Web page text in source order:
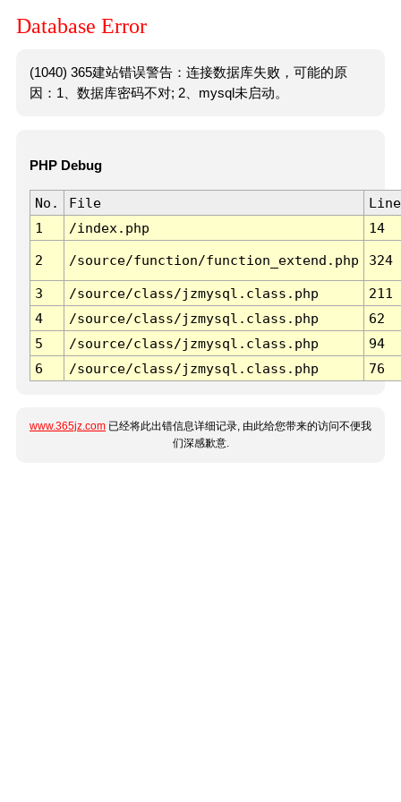
Database Error
(1040) 365建站错误警告：连接数据库失败，可能的原
因：1、数据库密码不对; 2、mysql未启动。
PHP Debug
No. File
Line
1
/index.php 14
2 /source/function/function_extend.php 324
3 /source/class/jzmysql.class.php
211
4
/source/class/jzmysql.class.php
62
5
/source/class/jzmysql.class.php
94
6
/source/class/jzmysql.class.php 76
www.365jz.com 已经将此出错信息详细记录, 由此给您带来的访问不便我
们深感歉意.